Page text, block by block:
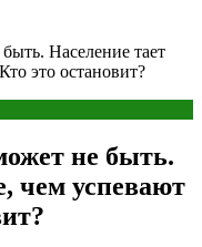
Население тает
это остановит?
не быть.
чем успевают